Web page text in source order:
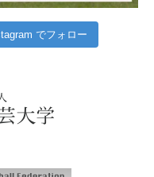
でフォロー